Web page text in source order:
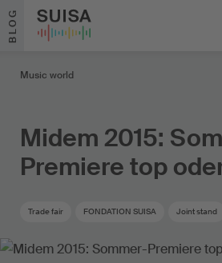
Skip to content
BLOG
Music world
Midem 2015:
Premiere top
Trade fair FONDATION SUISA Joint stand